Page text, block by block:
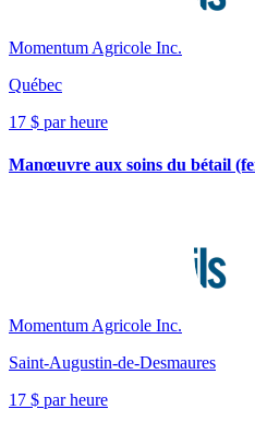
Momentum Agricole Inc.
Québec
17 $ par heure
Manœuvre aux soins du bétail
Momentum Agricole Inc.
Saint-Augustin-de-Desmaures
17 $ par heure